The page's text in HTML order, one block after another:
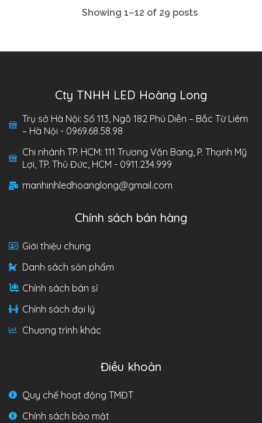
Showing 1–12 of 29 posts
Cty TNHH LED Hoàng Long
Trụ sở Hà Nội: Số 113, Ngõ 182 Phú Diễn – Bắc Từ Liêm
– Hà Nội - 0969.68.58.98
Chi nhánh TP. HCM: 111 Trương Văn Bang, P. Thạnh Mỹ
Lợi, TP. Thủ Đức, HCM - 0911.234.999
manhinhledhoanglong@gmail.com
Chính sách bán hàng
Giới thiệu chung
Danh sách sản phẩm
Chính sách bán sỉ
Chính sách đại lý
Chương trình khác
Điều khoản
Quy chế hoạt động TMĐT
Chính sách bảo mật